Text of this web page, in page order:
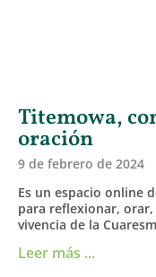
Titemowa,
oración
9 de febrero de 2024
Es un espacio online
para reflexionar,
vivencia de la
Leer más ...